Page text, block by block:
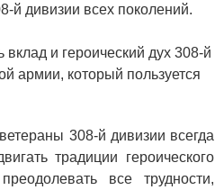
дивизии всех поколений.
и героический дух 308-й
армии, который пользуется
308-й дивизии всегда
традиции героического
все трудности,